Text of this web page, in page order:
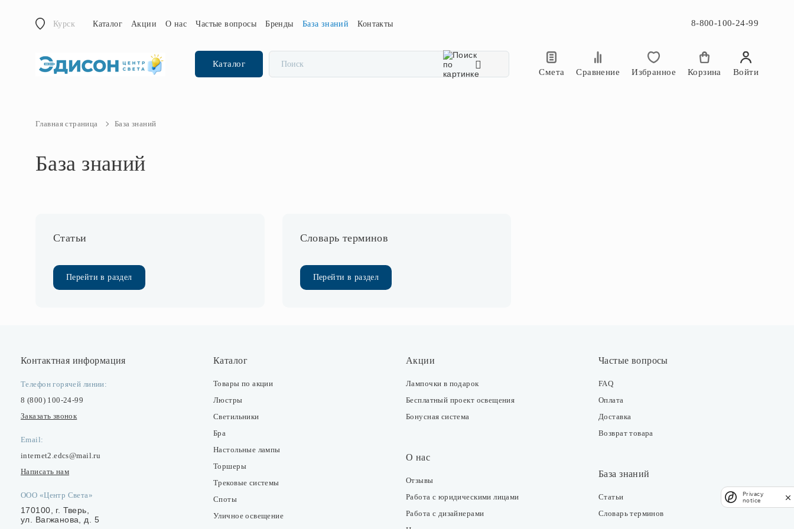
Курск Каталог Акции О нас Частые вопросы Бренды База знаний Контакты 8-800-100-24-99
Каталог
Смета
Сравнение Избранное Корзина Войти
Главная страница База знаний
База знаний
Статьи
Перейти в раздел
Словарь терминов
Перейти в раздел
Контактная информация
Телефон горячей линии:
8 (800) 100-24-99
Заказать звонок
Email:
internet2.edcs@mail.ru
Написать нам
ООО «Центр Света»
170100, г. Тверь,
ул. Вагжанова, д. 5
Каталог
Товары по акции
Люстры
Светильники
Бра
Настольные лампы
Торшеры
Трековые системы
Споты
Уличное освещение
Акции
Лампочки в подарок
Бесплатный проект освещения
Бонусная система
О нас
Отзывы
Работа с юридическими лицами
Работа с дизайнерами
Частые вопросы
FAQ
Оплата
Доставка
Возврат товара
База знаний
Статьи
Словарь терминов
Privacy
notice